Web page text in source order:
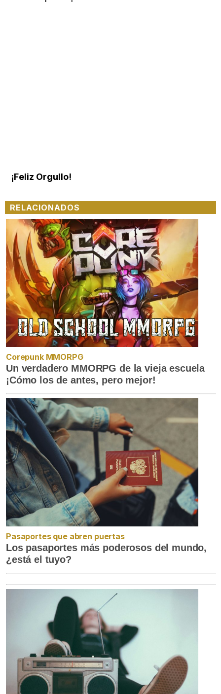
¡Feliz Orgullo!
RELACIONADOS
Corepunk MMORPG
Un verdadero MMORPG de la vieja escuela
¡Cómo los de antes, pero mejor!
Pasaportes que abren puertas
Los pasaportes más poderosos del mundo,
¿está el tuyo?